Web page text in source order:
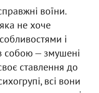
воїни.
не хоче
і
собою — змушені
ставлення до
всі вони